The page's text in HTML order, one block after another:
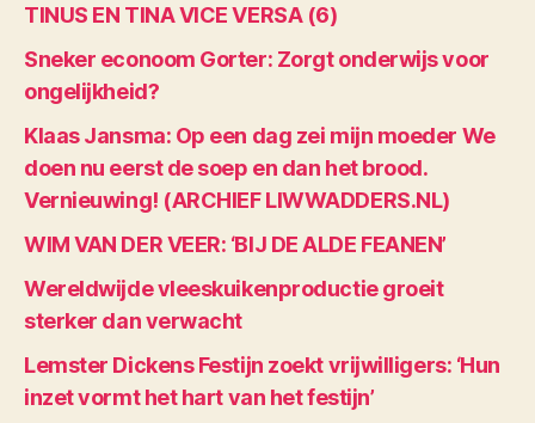
TINUS EN TINA VICE VERSA (6)
Sneker econoom Gorter: Zorgt onderwijs voor
ongelijkheid?
Klaas Jansma: Op een dag zei mijn moeder We
doen nu eerst de soep en dan het brood.
Vernieuwing! (ARCHIEF LIWWADDERS.NL)
WIM VAN DER VEER: ‘BIJ DE ALDE FEANEN’
Wereldwijde vleeskuikenproductie groeit
sterker dan verwacht
Lemster Dickens Festijn zoekt vrijwilligers: ‘Hun
inzet vormt het hart van het festijn’